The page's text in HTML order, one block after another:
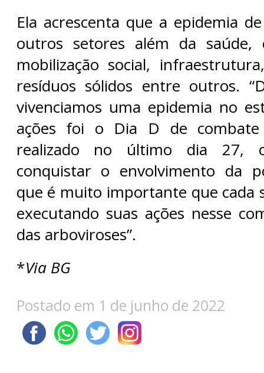
Ela acrescenta que a epidemia
outros setores além da saúde,
mobilização social,
resíduos sólidos entre outros.
vivenciamos uma epidemia no
ações foi o Dia D de combate
realizado no último dia 27,
conquistar o envolvimento da
que é muito importante que cada
executando suas ações nesse
das arboviroses”.
*Via BG
Postado em 1 de junho de 2022